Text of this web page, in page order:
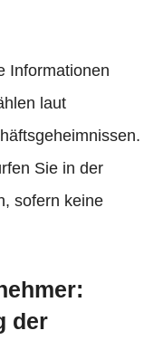
Informationen
laut
Sie in der
sofern keine
der